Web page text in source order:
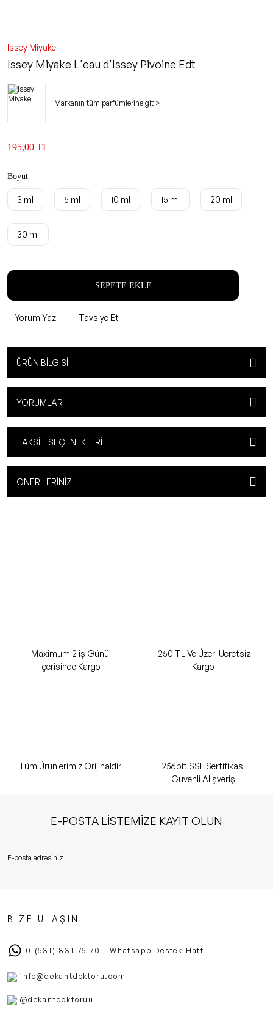
Issey Miyake
Issey Miyake L'eau d'Issey Pivoine Edt
Markanın tüm parfümlerine git >
195,00 TL
Boyut
3 ml 5 ml 10 ml 15 ml 20 ml
30 ml
SEPETE EKLE
Yorum Yaz Tavsiye Et
ÜRÜN BILGISI
YORUMLAR
TAKSIT SEÇENEKLERI
ÖNERILERINIZ
Maximum 2 iş Günü
İçerisinde Kargo
1250 TL Ve Üzeri Ücretsiz
Kargo
Tüm Ürünlerimiz Orijinaldir
256bit SSL Sertifikası
Güvenli Alışveriş
E-POSTA LİSTEMİZE KAYIT OLUN
BİZE ULAŞIN
0 (531) 831 75 70 - Whatsapp Destek Hattı
info@dekantdoktoru.com
@dekantdoktoruu